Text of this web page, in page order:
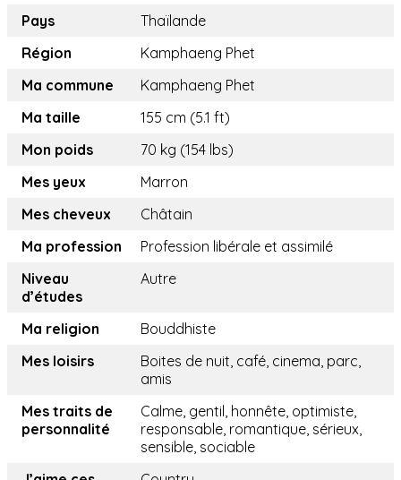
Pays
Thaïlande
Région
Kamphaeng Phet
Ma commune
Kamphaeng Phet
Ma taille
155 cm (5.1 ft)
Mon poids
70 kg (154 lbs)
Mes yeux
Marron
Mes cheveux
Châtain
Ma profession
Profession libérale et assimilé
Niveau
d’études
Autre
Ma religion
Bouddhiste
Mes loisirs
Boites de nuit, café, cinema, parc,
amis
Mes traits de
personnalité
Calme, gentil, honnête, optimiste,
responsable, romantique, sérieux,
sensible, sociable